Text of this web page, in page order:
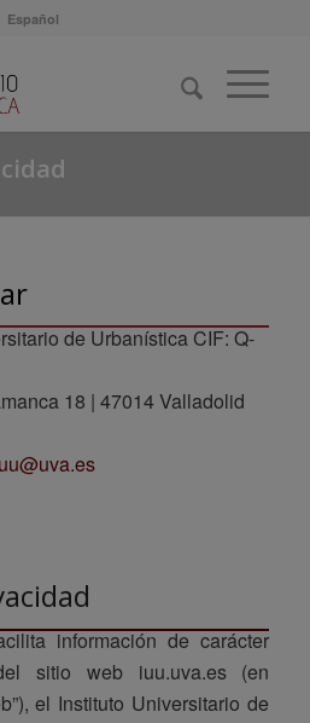
Español
de Urbanística CIF: Q-
18 | 47014 Valladolid
información de carácter
sitio web iuu.uva.es (en
el Instituto Universitario de